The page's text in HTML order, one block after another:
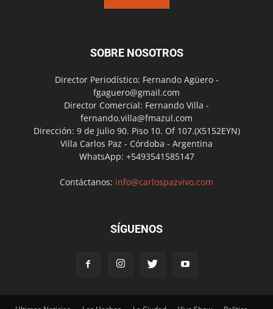
SOBRE NOSOTROS
Director Periodístico: Fernando Agüero -
fgaguero@gmail.com
Director Comercial: Fernando Villa -
fernando.villa@fmazul.com
Dirección: 9 de Julio 90. Piso 10. Of 107.(X5152EYN)
Villa Carlos Paz - Córdoba - Argentina
WhatsApp: +5493541585147
Contáctanos: info@carlospazvivo.com
SÍGUENOS